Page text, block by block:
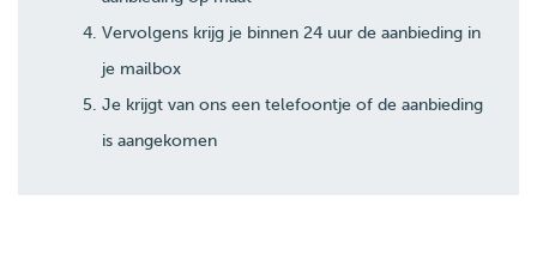
Vervolgens krijg je binnen 24 uur de aanbieding in
je mailbox
Je krijgt van ons een telefoontje of de aanbieding
is aangekomen